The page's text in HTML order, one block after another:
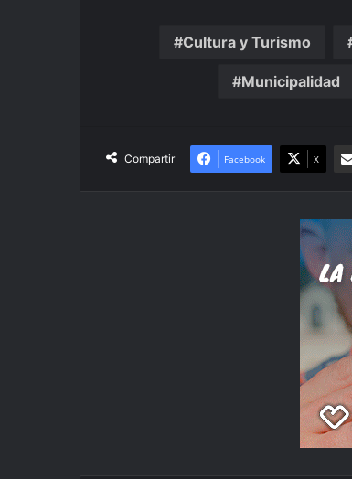
Cultura y Turismo
Municipalidad
Compartir Facebook X